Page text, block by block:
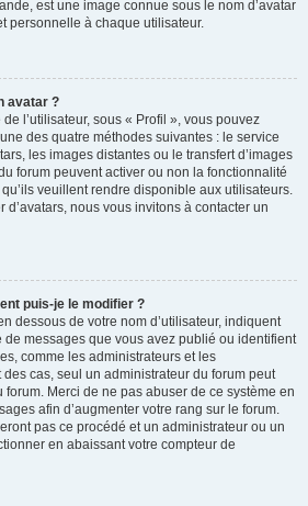
est une image connue sous le nom d’avatar
personnelle à chaque utilisateur.
avatar ?
l’utilisateur, sous « Profil », vous pouvez
des quatre méthodes suivantes : le service
les images distantes ou le transfert d’images
forum peuvent activer ou non la fonctionnalité
veuillent rendre disponible aux utilisateurs.
nous vous invitons à contacter un
puis-je le modifier ?
dessous de votre nom d’utilisateur, indiquent
messages que vous avez publié ou identifient
comme les administrateurs et les
cas, seul un administrateur du forum peut
Merci de ne pas abuser de ce système en
afin d’augmenter votre rang sur le forum.
pas ce procédé et un administrateur ou un
en abaissant votre compteur de